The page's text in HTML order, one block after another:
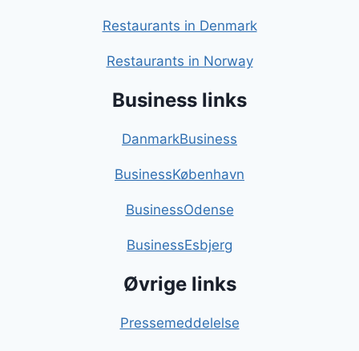
Restaurants in Denmark
Restaurants in Norway
Business links
DanmarkBusiness
BusinessKøbenhavn
BusinessOdense
BusinessEsbjerg
Øvrige links
Pressemeddelelse